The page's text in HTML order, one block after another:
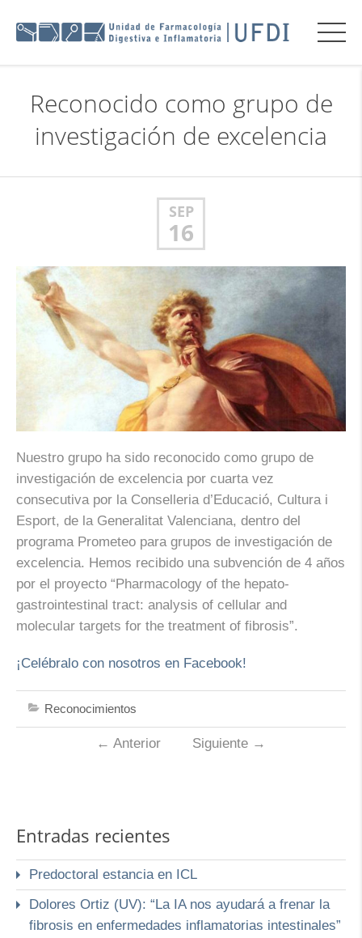
Reconocido como grupo de
investigación de excelencia
SEP
16
Nuestro grupo ha sido reconocido como grupo de
investigación de excelencia por cuarta vez
consecutiva por la Conselleria d’Educació, Cultura i
Esport, de la Generalitat Valenciana, dentro del
programa Prometeo para grupos de investigación de
excelencia. Hemos recibido una subvención de 4 años
por el proyecto “Pharmacology of the hepato-
gastrointestinal tract: analysis of cellular and
molecular targets for the treatment of fibrosis”.
¡Celébralo con nosotros en Facebook!
Reconocimientos
← Anterior Siguiente →
Entradas recientes
Predoctoral estancia en ICL
Dolores Ortiz (UV): “La IA nos ayudará a frenar la
fibrosis en enfermedades inflamatorias intestinales”